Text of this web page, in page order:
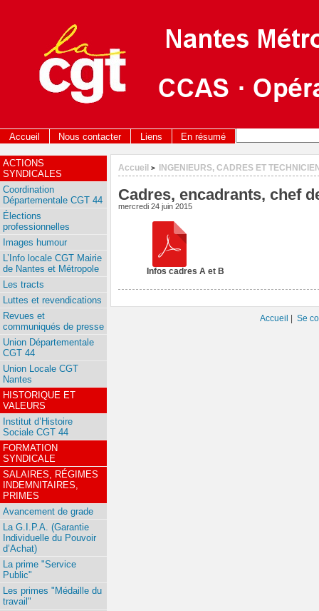
Accueil Nous contacter Liens En résumé
Accueil > INGENIEURS, CADRES ET
Cadres, encadrants, chef
mercredi 24 juin 2015
Infos cadres A et B
ACTIONS
SYNDICALES
Coordination
Départementale CGT 44
Élections
professionnelles
Images humour
L’Info locale CGT Mairie
de Nantes et Métropole
Les tracts
Luttes et revendications
Revues et
communiqués de presse
Union Départementale
CGT 44
Union Locale CGT
Nantes
HISTORIQUE ET
VALEURS
Institut d’Histoire
Sociale CGT 44
FORMATION
SYNDICALE
SALAIRES, RÉGIMES
INDEMNITAIRES,
PRIMES
Avancement de grade
La G.I.P.A. (Garantie
Individuelle du Pouvoir
d’Achat)
La prime "Service
Public"
Les primes "Médaille du
travail"
Accueil | Se